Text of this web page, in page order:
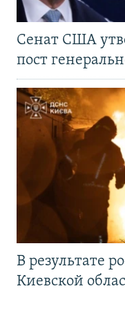
Сенат США
пост
В результате
Киевской